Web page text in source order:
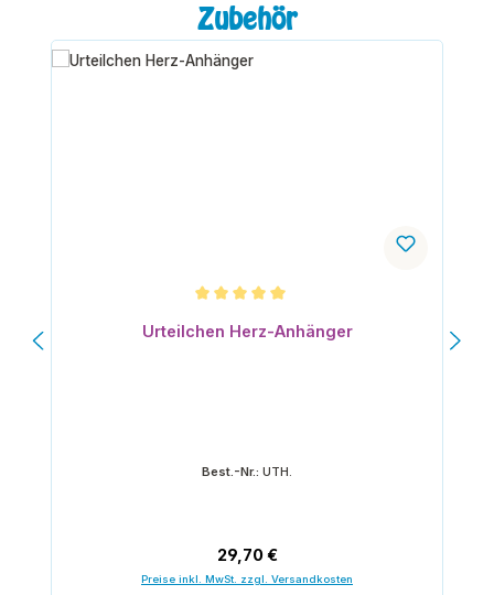
Produktgalerie überspringenZubehör
Urteilchen Herz-Anhänger
Best.-Nr.: UTH.
Regulärer Preis:
29,70 €
Preise inkl. MwSt. zzgl. Versandkosten